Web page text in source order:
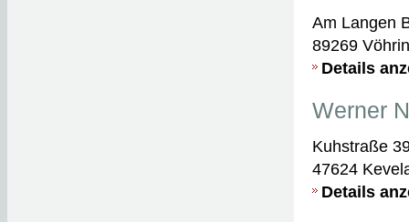
Am Langen
89269
Details
Werner
Kuhstraße
47624
Details